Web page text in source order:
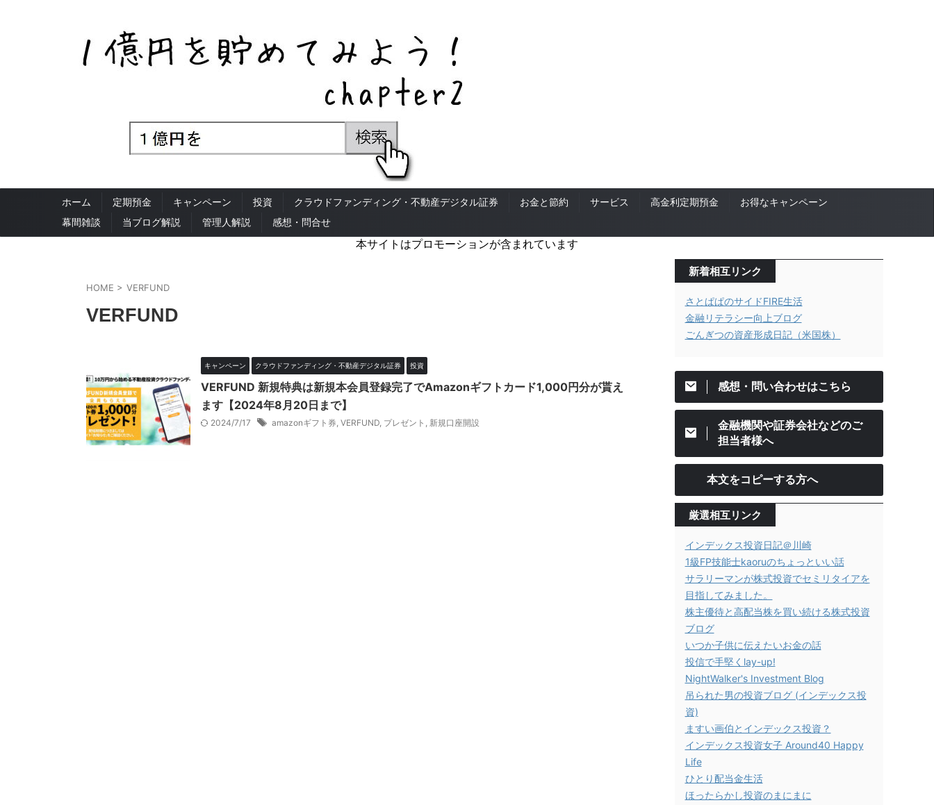
ホーム 定期預金 キャンペーン 投資 クラウドファンディング・不動産デジタル証券 お金と節約 サービス 高金利定期預金
お得なキャンペーン
幕間雑談
当ブログ解説 管理人解説 感想・問合せ
本サイトはプロモーションが含まれています
HOME > VERFUND
VERFUND
キャンペーン クラウドファンディング・不動産デジタル証券 投資
VERFUND 新規特典は新規本会員登録完了でAmazonギフトカード1,000円分が貰え
ます【2024年8月20日まで】
2024/7/17 amazonギフト券, VERFUND, プレゼント , 新規口座開設
新着相互リンク
さとぱぱのサイドFIRE生活
金融リテラシー向上ブログ
ごんぎつの資産形成日記（米国株）
感想・問い合わせはこちら
金融機関や証券会社などのご
担当者様へ
本文をコピーする方へ
厳選相互リンク
インデックス投資日記＠川崎
1級FP技能士kaoruのちょっといい話
サラリーマンが株式投資でセミリタイアを
目指してみました。
株主優待と高配当株を買い続ける株式投資
ブログ
いつか子供に伝えたいお金の話
投信で手堅くlay-up!
NightWalker's Investment Blog
吊られた男の投資ブログ (インデックス投
資)
ますい画伯とインデックス投資？
インデックス投資女子 Around40 Happy
Life
ひとり配当金生活
ほったらかし投資のまにまに